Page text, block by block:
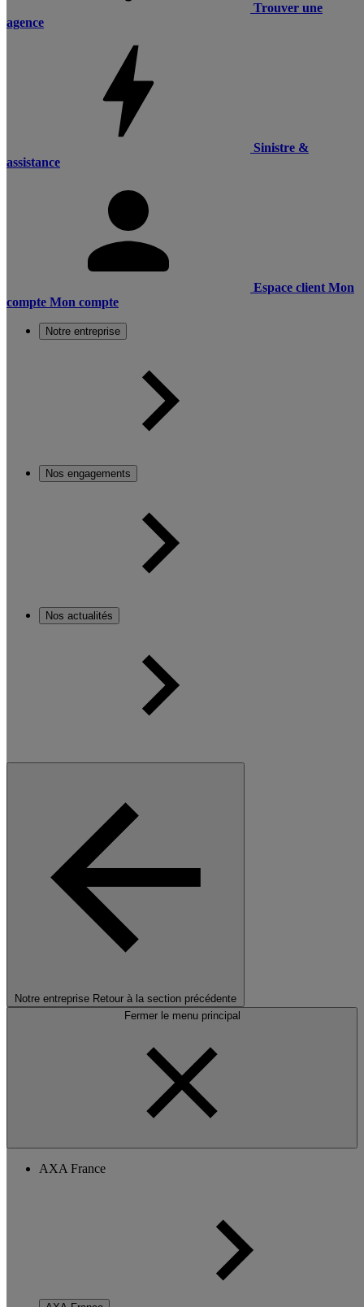
Trouver une
agence
Sinistre &
assistance
Espace client Mon
compte Mon compte
Notre entreprise
Nos engagements
Nos actualités
Notre entreprise Retour à la section précédente
Fermer le menu principal
AXA France